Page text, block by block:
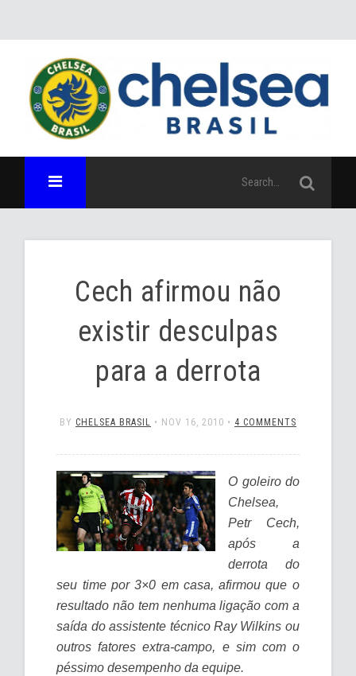
Cech afirmou não
existir desculpas
para a derrota
BY CHELSEA BRASIL • NOV 16, 2010 • 4 COMMENTS
O goleiro do
Chelsea,
Petr Cech,
após a
derrota do
seu time por 3×0 em casa, afirmou que o
resultado não tem nenhuma ligação com a
saída do assistente técnico Ray Wilkins ou
outros fatores extra-campo, e sim com o
péssimo desempenho da equipe.